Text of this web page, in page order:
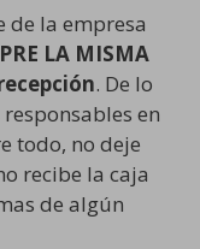
la empresa
LA MISMA
. De lo
en
todo, no deje
recibe la caja
de algún